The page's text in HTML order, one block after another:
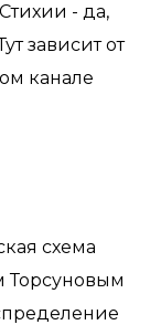
- да,
зависит от
канале
схема
Торсуновым